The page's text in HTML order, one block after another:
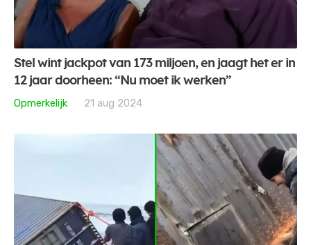
Stel wint jackpot van 173 miljoen, en jaagt het er in
12 jaar doorheen: “Nu moet ik werken”
Opmerkelijk
21 aug 2024